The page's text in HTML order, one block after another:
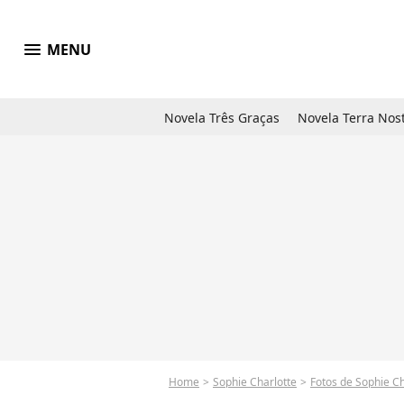
menu MENU
Novela Três Graças Novela Terra
Home Sophie Charlotte Fotos de Sophie